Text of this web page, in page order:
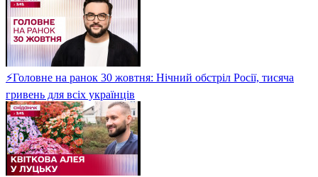
⚡Головне на ранок 30 жовтня: Нічний обстріл Росії, тисяча
гривень для всіх українців